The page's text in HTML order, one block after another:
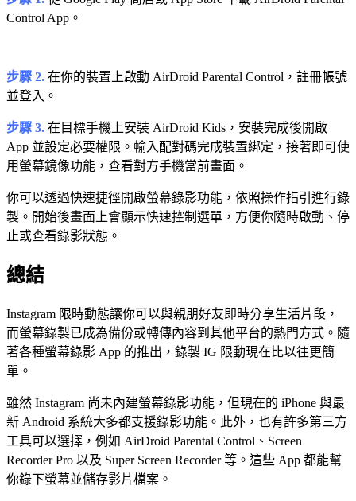
Control App。
步驟 2. 在你的裝置上啟動 AirDroid Parental Control，註冊帳號
並登入。
步驟 3. 在目標手機上安裝 AirDroid Kids，安裝完成後開啟
App 並設定必要權限。輸入配對碼完成裝置綁定，接著即可使
用螢幕鏡像功能，查看對方手機當前畫面。
你可以透過快速捷徑開啟螢幕錄影功能，依照操作指引進行錄
製。開始後畫面上會顯示快速控制選單，方便你隨時啟動、停
止或查看錄影狀態。
總結
Instagram 限時動態讓你可以與親朋好友即時分享生活片段，
而螢幕錄製已成為備份或轉傳內容到其他平台的熱門方式。隨
著各種螢幕錄影 App 的推出，錄製 IG 限動現在比以往更簡
單。
雖然 Instagram 尚未內建螢幕錄影功能，但現在的 iPhone 與最
新 Android 系統大多都支援錄影功能。此外，也有許多第三方
工具可以選擇，例如 AirDroid Parental Control、Screen
Recorder Pro 以及 Super Screen Recorder 等。這些 App 都能幫
你錄下螢幕並儲存影片檔案。